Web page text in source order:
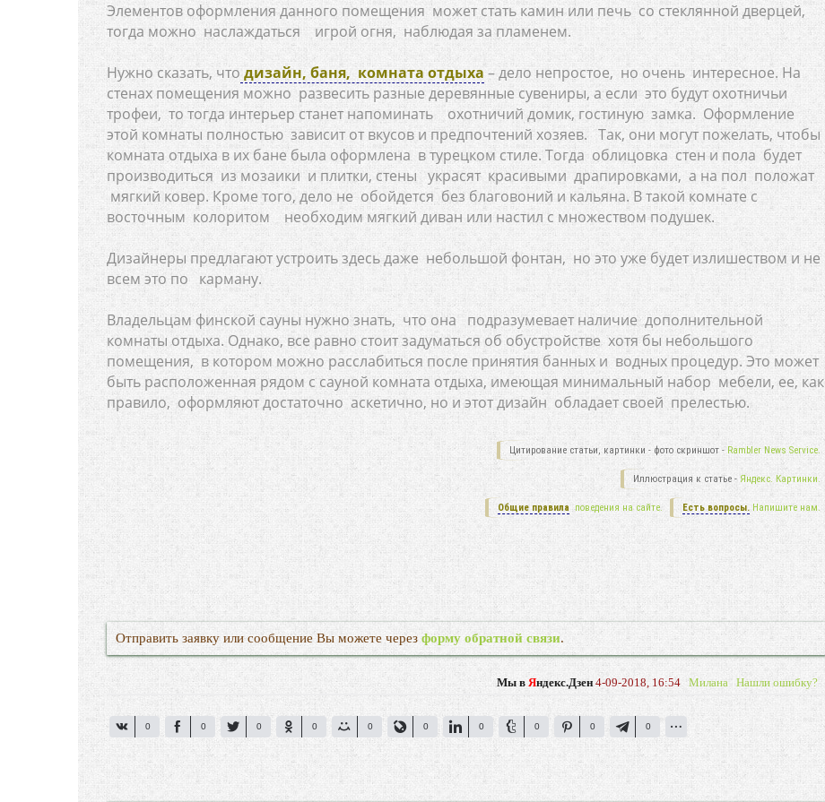
Элементов оформления данного помещения может стать камин или печь со стеклянной дверцей,
тогда можно наслаждаться игрой огня, наблюдая за пламенем.
Нужно сказать, что дизайн, баня, комната отдыха – дело непростое, но очень интересное. На
стенах помещения можно развесить разные деревянные сувениры, а если это будут охотничьи
трофеи, то тогда интерьер станет напоминать охотничий домик, гостиную замка. Оформление
этой комнаты полностью зависит от вкусов и предпочтений хозяев. Так, они могут пожелать, чтобы
комната отдыха в их бане была оформлена в турецком стиле. Тогда облицовка стен и пола будет
производиться из мозаики и плитки, стены украсят красивыми драпировками, а на пол положат
мягкий ковер. Кроме того, дело не обойдется без благовоний и кальяна. В такой комнате с
восточным колоритом необходим мягкий диван или настил с множеством подушек.
Дизайнеры предлагают устроить здесь даже небольшой фонтан, но это уже будет излишеством и не
всем это по карману.
Владельцам финской сауны нужно знать, что она подразумевает наличие дополнительной
комнаты отдыха. Однако, все равно стоит задуматься об обустройстве хотя бы небольшого
помещения, в котором можно расслабиться после принятия банных и водных процедур. Это может
быть расположенная рядом с сауной комната отдыха, имеющая минимальный набор мебели, ее, как
правило, оформляют достаточно аскетично, но и этот дизайн обладает своей прелестью.
Цитирование статьи, картинки - фото скриншот - Rambler News Service.
Иллюстрация к статье - Яндекс. Картинки.
Есть вопросы. Напишите нам.
Общие правила поведения на сайте.
Отправить заявку или сообщение Вы можете через форму обратной связи.
Мы в Яндекс.Дзен4-09-2018, 16:54Милана Нашли ошибку?
0 0 0 0 0 0 0 0 0 0